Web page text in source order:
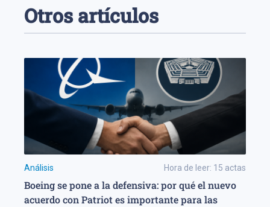
Otros artículos
Análisis Hora de leer: 15 actas
Boeing se pone a la defensiva: por qué el nuevo
acuerdo con Patriot es importante para las